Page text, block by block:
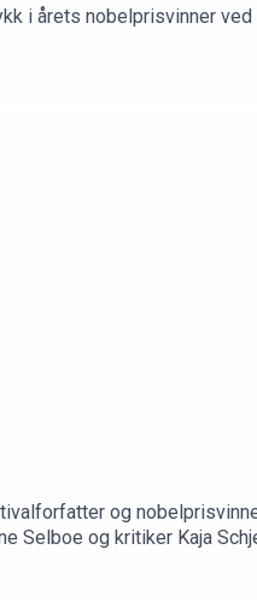
i årets nobelprisvinner
og
Selboe og kritiker Kaja